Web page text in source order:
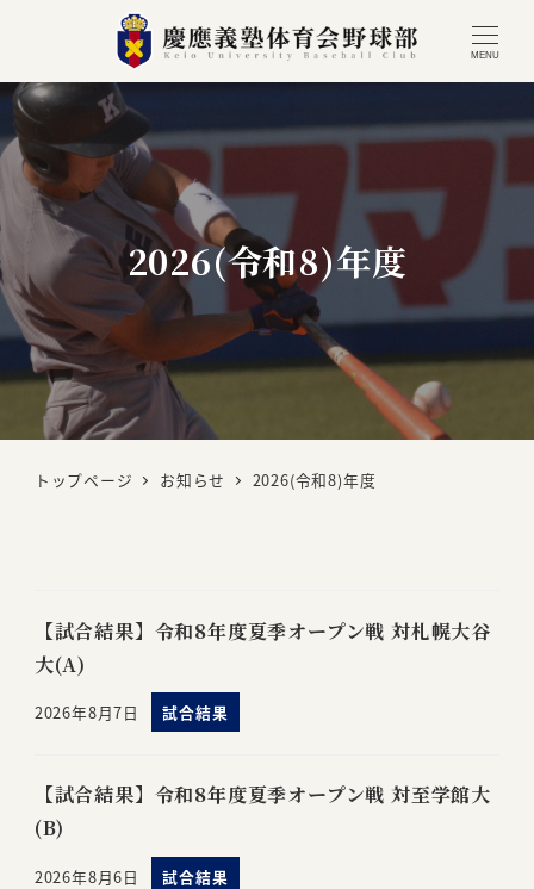
MENU
2026(令和8)年度
トップページ お知らせ 2026(令和8)年度
【試合結果】令和8年度夏季オープン戦 対札幌大谷
大(A)
2026年8月7日 試合結果
【試合結果】令和8年度夏季オープン戦 対至学館大
(B)
2026年8月6日 試合結果